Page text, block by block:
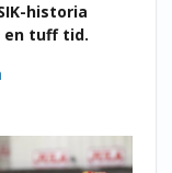
historia
en tuff tid.